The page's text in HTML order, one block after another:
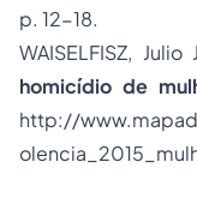
p. 12-18.
WAISELFISZ, Julio
homicídio de
http://